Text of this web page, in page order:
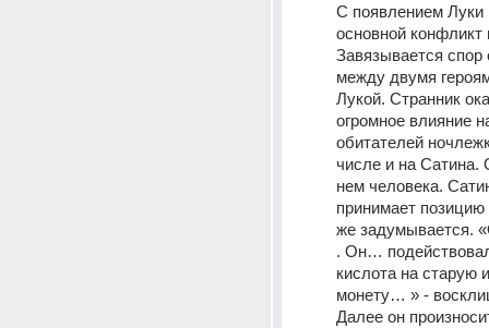
С появлением Луки
основной конфликт
Завязывается спор
между двумя
Лукой. Странник
огромное влияние
обитателей
числе и на Сатина.
нем человека.
принимает
же задумывается.
. Он…
кислота на старую
монету… » -
Далее он